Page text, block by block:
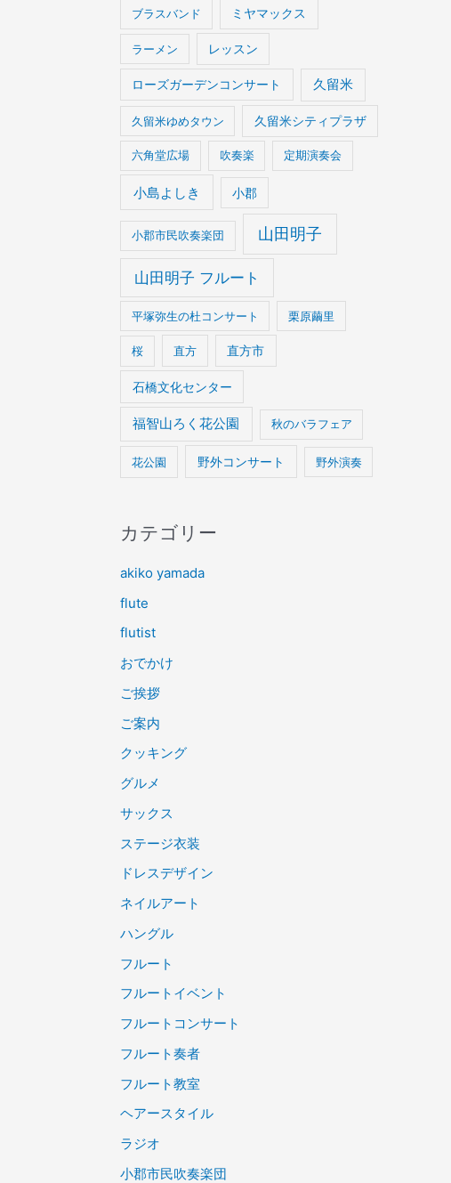
ブラスバンド ミヤマックス
ラーメン レッスン
ローズガーデンコンサート 久留米
久留米ゆめタウン 久留米シティプラザ
六角堂広場 吹奏楽 定期演奏会
小島よしき 小郡
小郡市民吹奏楽団 山田明子
山田明子 フルート
平塚弥生の杜コンサート 栗原繭里
桜 直方 直方市
石橋文化センター
福智山ろく花公園 秋のバラフェア
花公園 野外コンサート 野外演奏
カテゴリー
akiko yamada
flute
flutist
おでかけ
ご挨拶
ご案内
クッキング
グルメ
サックス
ステージ衣装
ドレスデザイン
ネイルアート
ハングル
フルート
フルートイベント
フルートコンサート
フルート奏者
フルート教室
ヘアースタイル
ラジオ
小郡市民吹奏楽団